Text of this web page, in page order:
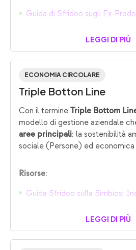
Guida di Sfridoo sugli Ex-
LEGGI DI PIÙ
ECONOMIA CIRCOLARE
Triple Botton Line
Con il termine Triple Bottom
modello di gestione aziendale
aree principali: la sostenibilità
sociale (Persone) ed
Risorse:
Guida Sfridoo sulla Simbiosi
LEGGI DI PIÙ